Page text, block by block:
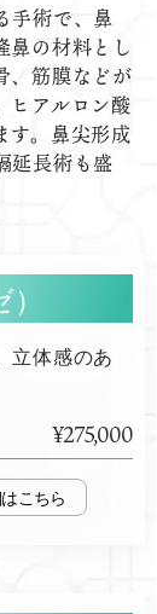
手術で、鼻
鼻の材料とし
、筋膜などが
ヒアルロン酸
す。鼻尖形成
延長術も盛
立体感のあ
¥275,000